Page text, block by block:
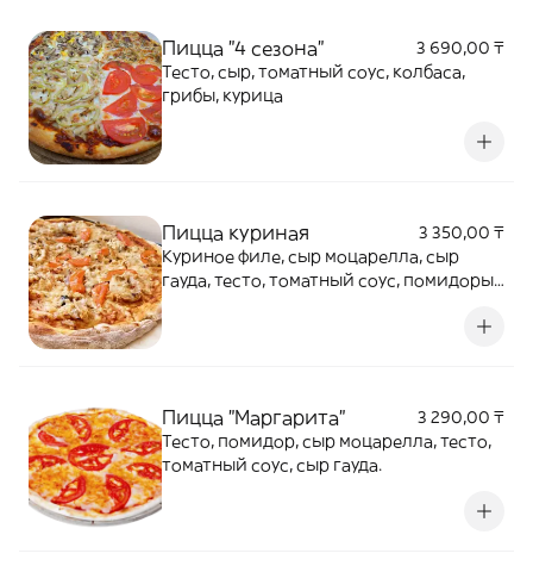
Пицца "4 сезона"
3 690,00 ₸
Тесто, сыр, томатный соус, колбаса,
грибы, курица
Пицца куриная
3 350,00 ₸
Куриное филе, сыр моцарелла, сыр
гауда, тесто, томатный соус, помидоры,
Пицца "Маргарита"
3 290,00 ₸
Тесто, помидор, сыр моцарелла, тесто,
томатный соус, сыр гауда.